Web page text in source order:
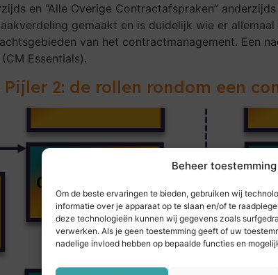
Beheer toestemming
Om de beste ervaringen te bieden, gebruiken wij
informatie over je apparaat op te slaan en/of te
deze technologieën kunnen wij gegevens zoals
verwerken. Als je geen toestemming geeft of uw
nadelige invloed hebben op bepaalde functies en
en “Alle Overige Contractafspraken”
gemaakt en is duidelijk wie er
van het contractmanagement. Een
Essentials).
Pijler 2: de rollen rondom een